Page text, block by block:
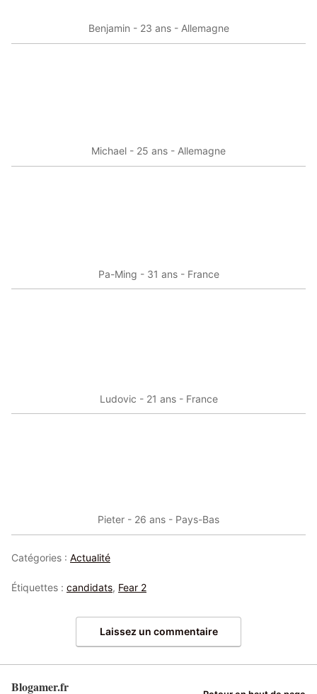
Benjamin - 23 ans - Allemagne
Michael - 25 ans - Allemagne
Pa-Ming - 31 ans - France
Ludovic - 21 ans - France
Pieter - 26 ans - Pays-Bas
Catégories : Actualité
Étiquettes : candidats, Fear 2
Laissez un commentaire
Blogamer.fr